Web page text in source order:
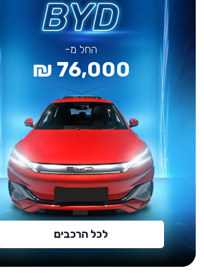
החל מ-
76,000 ₪
לכל הרכבים